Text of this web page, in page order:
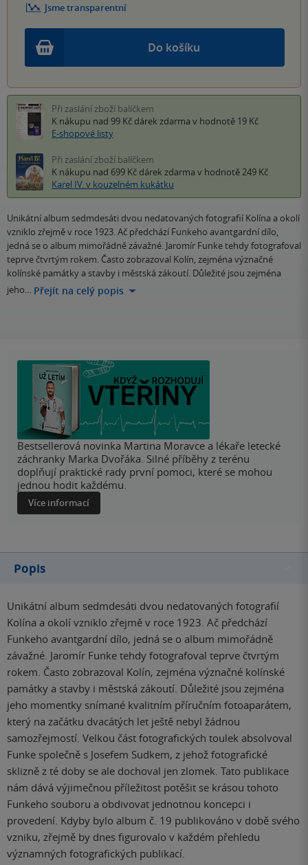
Do košíku
Jsme transparentní
Při zaslání zboží balíčkem
K nákupu nad 99 Kč dárek zdarma v hodnotě 19 Kč
E-shopové listy
Při zaslání zboží balíčkem
K nákupu nad 699 Kč dárek zdarma v hodnotě 249 Kč
Karel IV. v kouzelném kukátku
Unikátní album sedmdesáti dvou nedatovaných fotografií Kolína a okolí
vzniklo zřejmě v roce 1923. Ač předchází Funkeho avantgardní dílo,
jedná se o album mimořádně závažné. Jaromír Funke tehdy fotografoval
teprve čtvrtým rokem. Často zobrazoval Kolín, zejména význačné
kolínské památky a stavby i městská zákoutí. Důležité jsou zejména
jeho… Přejít na celý popis
Bestsellerová novinka Martina Moravce a lékaře letecké
záchranky Marka Dvořáka. Silné příběhy z terénu
doplňují praktické rady první pomoci, které se mohou
jednou hodit každému.
Více informací
Popis
Unikátní album sedmdesáti dvou nedatovaných fotografií
Kolína a okolí vzniklo zřejmě v roce 1923. Ač předchází
Funkeho avantgardní dílo, jedná se o album mimořádně
závažné. Jaromír Funke tehdy fotografoval teprve čtvrtým
rokem. Často zobrazoval Kolín, zejména význačné kolínské
památky a stavby i městská zákoutí. Důležité jsou zejména
jeho momentky snímané kvalitním příručním fotoaparátem,
který na začátku dvacátých let ještě nebyl žádnou
samozřejmostí. Velkou část fotografických toulek absolvoval
Funke společně s Josefem Sudkem, z jehož fotografické
sklizně z té doby se ale dochoval jen zlomek. Tato publikace
nám dává výjimečnou příležitost potěšit se krásou tohoto
Funkeho souboru a obdivovat jednotnou koncepci i
provedení. Kdyby bylo album č. 19 publikováno v době svého
vzniku, zřejmě by dnes figurovalo v každém přehledu
významných fotografických publikací.